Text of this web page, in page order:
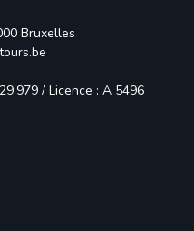
Bruxelles
/ Licence : A 5496